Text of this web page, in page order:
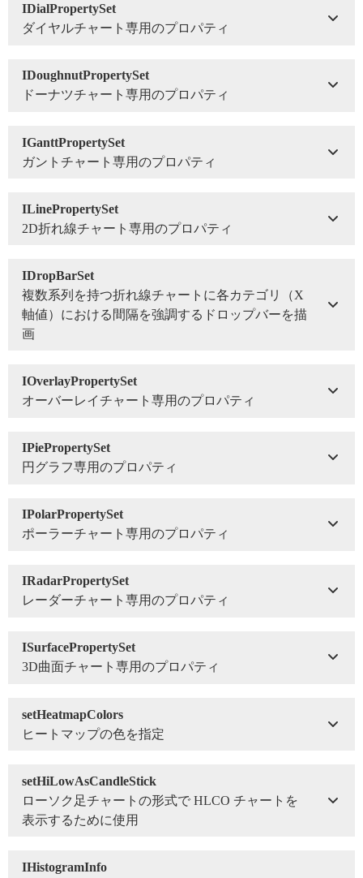
IDialPropertySet
ダイヤルチャート専用のプロパティ
IDoughnutPropertySet
ドーナツチャート専用のプロパティ
IGanttPropertySet
ガントチャート専用のプロパティ
ILinePropertySet
2D折れ線チャート専用のプロパティ
IDropBarSet
複数系列を持つ折れ線チャートに各カテゴリ（X
軸値）における間隔を強調するドロップバーを描
画
IOverlayPropertySet
オーバーレイチャート専用のプロパティ
IPiePropertySet
円グラフ専用のプロパティ
IPolarPropertySet
ポーラーチャート専用のプロパティ
IRadarPropertySet
レーダーチャート専用のプロパティ
ISurfacePropertySet
3D曲面チャート専用のプロパティ
setHeatmapColors
ヒートマップの色を指定
setHiLowAsCandleStick
ローソク足チャートの形式で HLCO チャートを
表示するために使用
IHistogramInfo